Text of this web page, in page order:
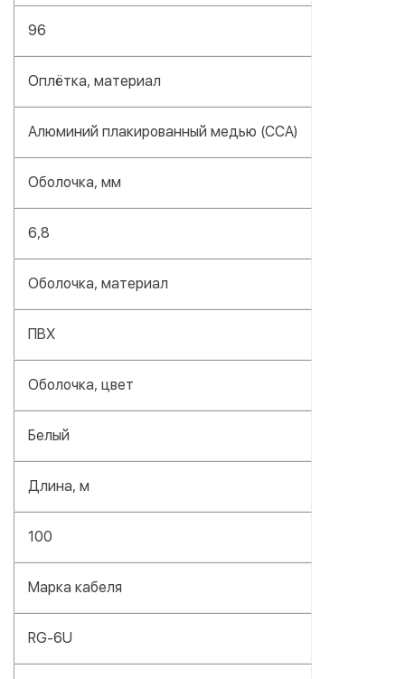
96
Оплётка, материал
Алюминий плакированный медью (CCA)
Оболочка, мм
6,8
Оболочка, материал
ПВХ
Оболочка, цвет
Белый
Длина, м
100
Марка кабеля
RG-6U